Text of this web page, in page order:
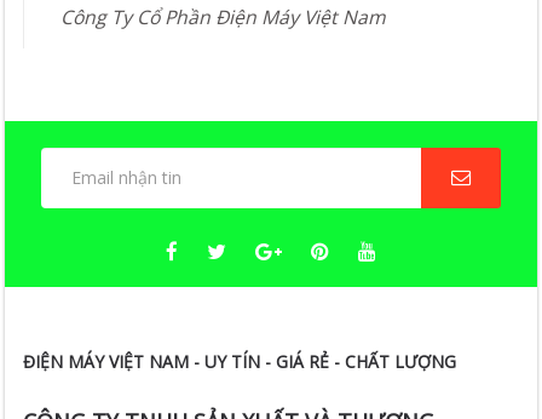
ĐIỆN MÁY VIỆT NAM - UY TÍN - GIÁ RẺ - CHẤT LƯỢNG
CÔNG TY TNHH SẢN XUẤT VÀ THƯƠNG